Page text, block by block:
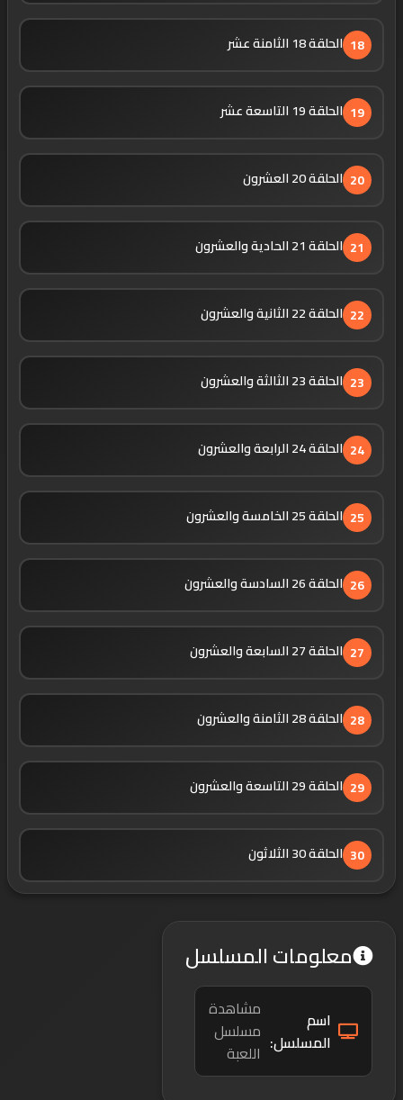
18 الحلقة 18 الثامنة عشر
19 الحلقة 19 التاسعة عشر
20 الحلقة 20 العشرون
21 الحلقة 21 الحادية والعشرون
22 الحلقة 22 الثانية والعشرون
23 الحلقة 23 الثالثة والعشرون
24 الحلقة 24 الرابعة والعشرون
25 الحلقة 25 الخامسة والعشرون
26 الحلقة 26 السادسة والعشرون
27 الحلقة 27 السابعة والعشرون
28 الحلقة 28 الثامنة والعشرون
29 الحلقة 29 التاسعة والعشرون
30 الحلقة 30 الثلاثون
معلومات المسلسل
اسم
المسلسل:
مشاهدة
مسلسل
اللعبة